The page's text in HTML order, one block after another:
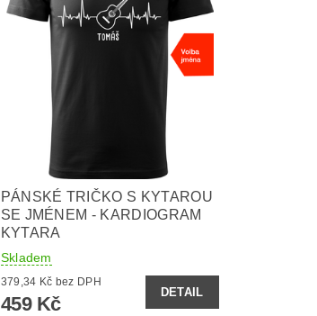
PÁNSKÉ TRIČKO S KYTAROU
SE JMÉNEM - KARDIOGRAM
KYTARA
Skladem
379,34 Kč bez DPH
459 Kč
DETAIL